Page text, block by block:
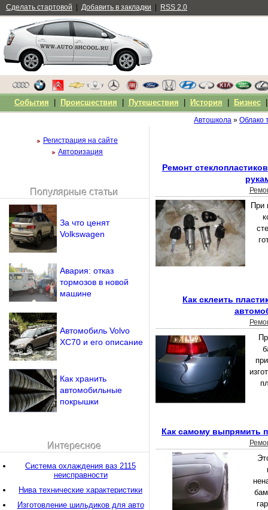
Автошкола » Облако
Ремонт
При
Как склеить
Как самому выпрямить
Регистрация на сайте
Авторизация
Напомнить пароль?
Популярные статьи
За что ценят
Volkswagen
Авария: отказ
тормозов в новой
машине
Автомобиль Volvo
XC70 и его описание
Как хранить
автомобильные
покрышки
Интересное
Система охлаждения ваз 2115
неисправности
Нива технические характеристики
Изготовление шильдиков для авто
Сделать стартовой Добавить в закладки RSS 2.0
События Происшествия Путешествия История Бизнес